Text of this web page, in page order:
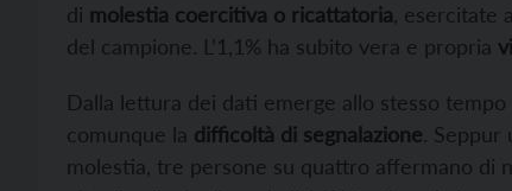
di molestia coercitiva o ricattatoria, esercitate
del campione. L’1,1% ha subito vera e propria
Dalla lettura dei dati emerge allo stesso tempo
comunque la difficoltà di segnalazione. Seppur
molestia, tre persone su quattro affermano di